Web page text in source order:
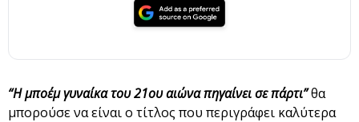
“Η μποέμ γυναίκα του 21ου αιώνα πηγαίνει σε πάρτι”θα
μπορούσε να είναι ο τίτλος που περιγράφει καλύτερα